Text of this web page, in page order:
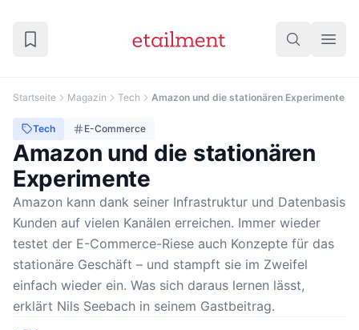
Startseite Magazin Tech Amazon und die stationären Experimente
© Black Forest Labs / Flux
Tech E-Commerce
Amazon und die stationären
Experimente
Amazon kann dank seiner Infrastruktur und Datenbasis
Kunden auf vielen Kanälen erreichen. Immer wieder
testet der E-Commerce-Riese auch Konzepte für das
stationäre Geschäft – und stampft sie im Zweifel
einfach wieder ein. Was sich daraus lernen lässt,
erklärt Nils Seebach in seinem Gastbeitrag.